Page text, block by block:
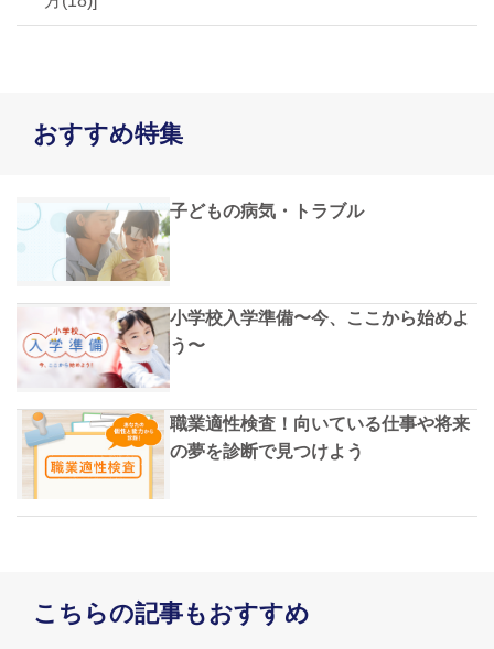
おすすめ特集
子どもの病気・トラブル
小学校入学準備〜今、ここから始めよ
う〜
職業適性検査！向いている仕事や将来
の夢を診断で見つけよう
こちらの記事もおすすめ